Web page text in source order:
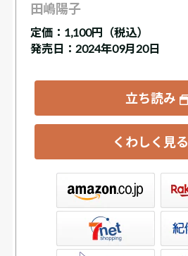
田嶋陽子
定価： 1,100円（税込）
発売日：2024年09月20日
立ち読み
くわしく見る
書店ウェブストア